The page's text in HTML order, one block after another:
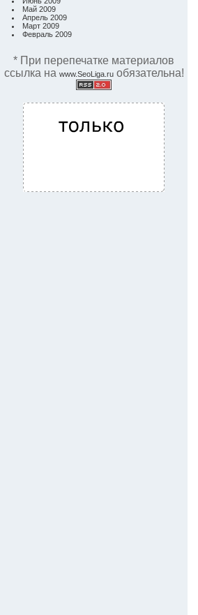
Май 2009
Апрель 2009
Март 2009
Февраль 2009
* При перепечатке материалов
ссылка на www.SeoLiga.ruобязательна!